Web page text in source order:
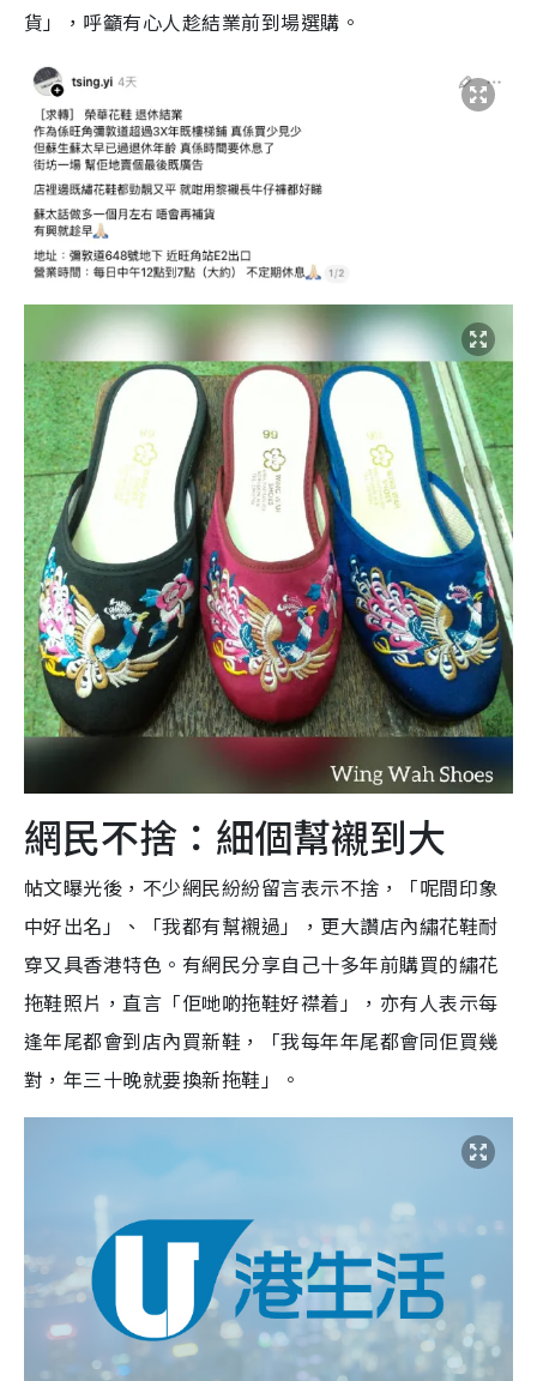
貨」，呼籲有心人趁結業前到場選購。
網民不捨：細個幫襯到大
帖文曝光後，不少網民紛紛留言表示不捨，「呢間印象
中好出名」、「我都有幫襯過」，更大讚店內繡花鞋耐
穿又具香港特色。有網民分享自己十多年前購買的繡花
拖鞋照片，直言「佢哋啲拖鞋好襟着」，亦有人表示每
逢年尾都會到店內買新鞋，「我每年年尾都會同佢買幾
對，年三十晚就要換新拖鞋」。